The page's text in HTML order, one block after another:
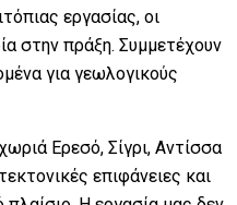
εργασίας, οι
στην πράξη. Συμμετέχουν
για γεωλογικούς
Ερεσό, Σίγρι, Αντίσσα
επιφάνειες και